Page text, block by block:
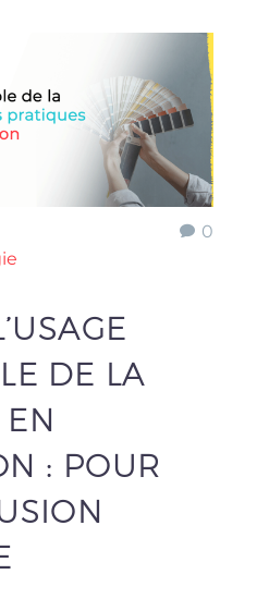
0
DE LA
: POUR